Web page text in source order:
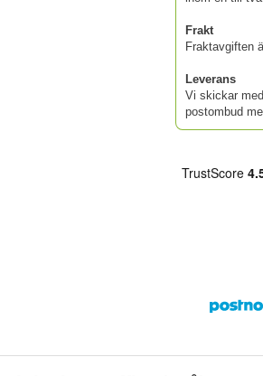
Frakt
Fraktavgiften
Leverans
Vi skickar
postombud